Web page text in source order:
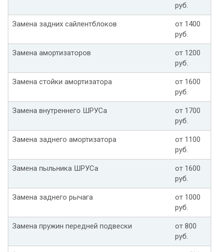
руб.
Замена задних сайлентблоков
от 1400
руб.
Замена амортизаторов
от 1200
руб.
Замена стойки амортизатора
от 1600
руб.
Замена внутреннего ШРУСа
от 1700
руб.
Замена заднего амортизатора
от 1100
руб.
Замена пыльника ШРУСа
от 1600
руб.
Замена заднего рычага
от 1000
руб.
Замена пружин передней подвески
от 800
руб.